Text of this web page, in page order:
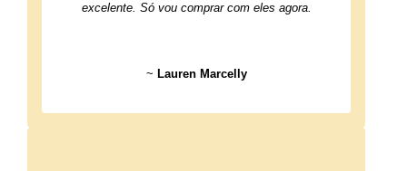
excelente. Só vou comprar com eles agora.
~ Lauren Marcelly